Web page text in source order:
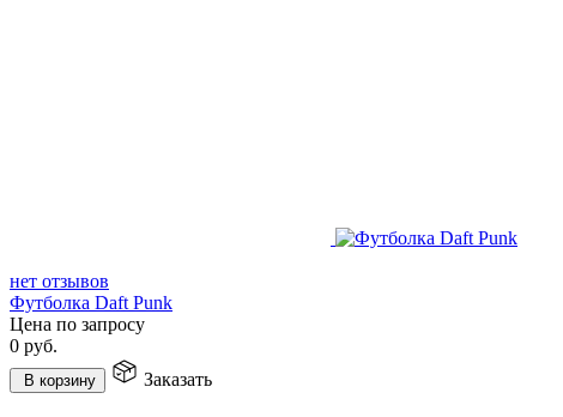
нет отзывов
Футболка Daft Punk
Цена по запросу
0 руб.
В корзину Заказать